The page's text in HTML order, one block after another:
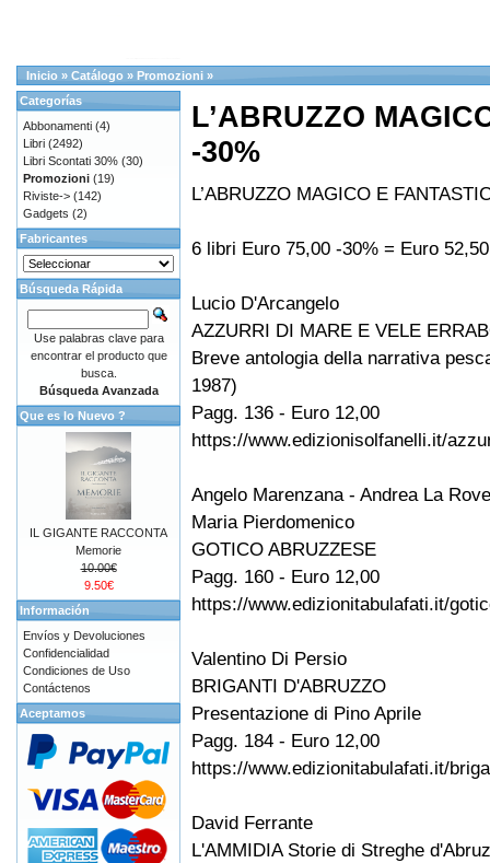
Inicio » Catálogo » Promozioni »
L’ABRUZZO
-30%
L’ABRUZZO MAGICO E
6 libri Euro 75,00 -30% = Euro 52,50
Lucio D'Arcangelo
AZZURRI DI MARE E VELE
Breve antologia della narrativa
1987)
Pagg. 136 - Euro 12,00
https://www.edizionisolfanelli.it/
Angelo Marenzana - Andrea La
Maria Pierdomenico
GOTICO ABRUZZESE
Pagg. 160 - Euro 12,00
https://www.edizionitabulafati.it/
Valentino Di Persio
BRIGANTI D'ABRUZZO
Presentazione di Pino Aprile
Pagg. 184 - Euro 12,00
https://www.edizionitabulafati.it/
David Ferrante
L'AMMIDIA Storie di Streghe
Categorías
Abbonamenti (4)
Libri (2492)
Libri Scontati 30% (30)
Promozioni (19)
Riviste-> (142)
Gadgets (2)
Fabricantes
Búsqueda Rápida
Use palabras clave para
encontrar el producto que
busca.
Búsqueda Avanzada
Que es lo Nuevo ?
IL GIGANTE RACCONTA
Memorie
10.00€
9.50€
Información
Envíos y Devoluciones
Confidencialidad
Condiciones de Uso
Contáctenos
Aceptamos